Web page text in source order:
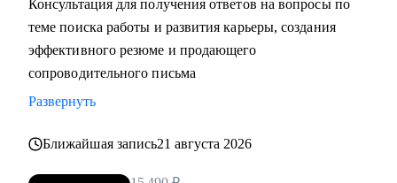
• Поддержу в успешном старте карьеры или после
перерыва в работе
• HoReCa
• В2В / В2С / B2G торговля, в том числе e-commerce
Консультация для получения ответов на вопросы по
теме поиска работы и развития карьеры, создания
эффективного резюме и продающего
сопроводительного письма
Развернуть
Ближайшая запись21 августа 2026